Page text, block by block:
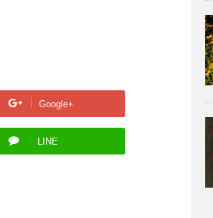
Google+
LINE